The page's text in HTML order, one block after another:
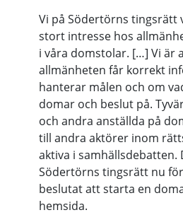
Vi på Södertörns tingsrätt
stort intresse hos
i våra domstolar. […] Vi är
allmänheten får korrekt
hanterar målen och om
domar och beslut på.
och andra anställda på
till andra aktörer inom
aktiva i samhällsdebatten.
Södertörns tingsrätt nu
beslutat att starta en
hemsida.